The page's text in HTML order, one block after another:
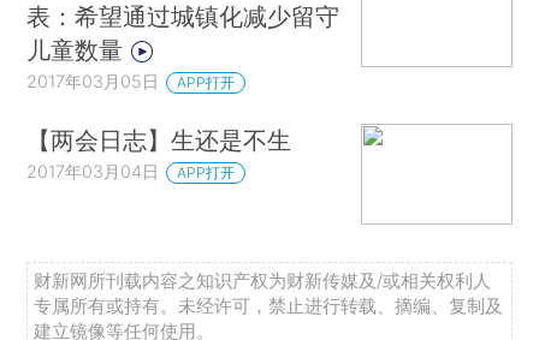
表：希望通过城镇化减少留守
儿童数量
2017年03月05日 APP打开
【两会日志】生还是不生
2017年03月04日 APP打开
财新网所刊载内容之知识产权为财新传媒及/或相关权利人
专属所有或持有。未经许可，禁止进行转载、摘编、复制及
建立镜像等任何使用。